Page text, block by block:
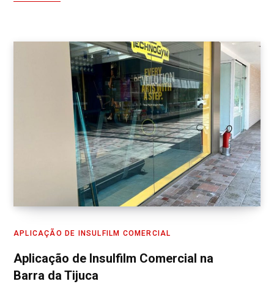
APLICAÇÃO DE INSULFILM COMERCIAL
Aplicação de Insulfilm Comercial na
Barra da Tijuca